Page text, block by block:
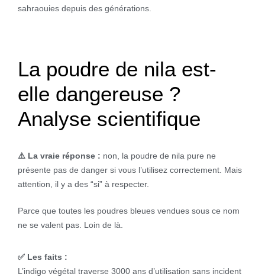
sahraouies depuis des générations.
La poudre de nila est-
elle dangereuse ?
Analyse scientifique
⚠️ La vraie réponse : non, la poudre de nila pure ne
présente pas de danger si vous l’utilisez correctement. Mais
attention, il y a des “si” à respecter.
Parce que toutes les poudres bleues vendues sous ce nom
ne se valent pas. Loin de là.
✅ Les faits :
L’indigo végétal traverse 3000 ans d’utilisation sans incident